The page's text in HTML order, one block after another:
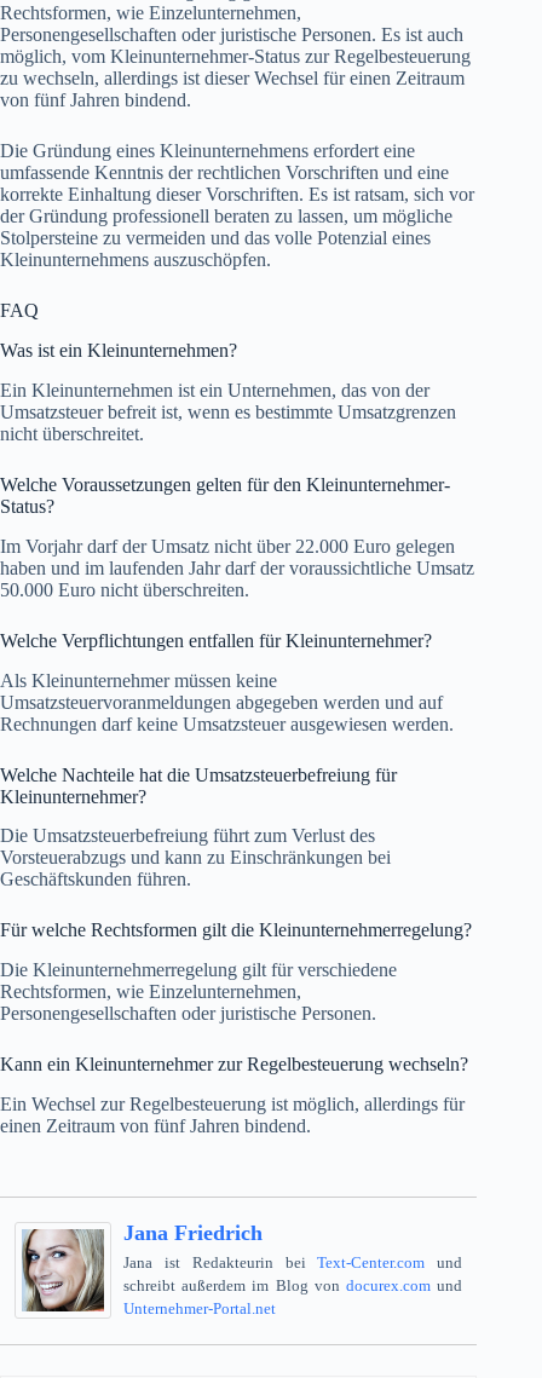
Rechtsformen, wie Einzelunternehmen,
Personengesellschaften oder juristische Personen. Es ist auch
möglich, vom Kleinunternehmer-Status zur Regelbesteuerung
zu wechseln, allerdings ist dieser Wechsel für einen Zeitraum
von fünf Jahren bindend.
Die Gründung eines Kleinunternehmens erfordert eine
umfassende Kenntnis der rechtlichen Vorschriften und eine
korrekte Einhaltung dieser Vorschriften. Es ist ratsam, sich vor
der Gründung professionell beraten zu lassen, um mögliche
Stolpersteine zu vermeiden und das volle Potenzial eines
Kleinunternehmens auszuschöpfen.
FAQ
Was ist ein Kleinunternehmen?
Ein Kleinunternehmen ist ein Unternehmen, das von der
Umsatzsteuer befreit ist, wenn es bestimmte Umsatzgrenzen
nicht überschreitet.
Welche Voraussetzungen gelten für den Kleinunternehmer-
Status?
Im Vorjahr darf der Umsatz nicht über 22.000 Euro gelegen
haben und im laufenden Jahr darf der voraussichtliche Umsatz
50.000 Euro nicht überschreiten.
Welche Verpflichtungen entfallen für Kleinunternehmer?
Als Kleinunternehmer müssen keine
Umsatzsteuervoranmeldungen abgegeben werden und auf
Rechnungen darf keine Umsatzsteuer ausgewiesen werden.
Welche Nachteile hat die Umsatzsteuerbefreiung für
Kleinunternehmer?
Die Umsatzsteuerbefreiung führt zum Verlust des
Vorsteuerabzugs und kann zu Einschränkungen bei
Geschäftskunden führen.
Für welche Rechtsformen gilt die Kleinunternehmerregelung?
Die Kleinunternehmerregelung gilt für verschiedene
Rechtsformen, wie Einzelunternehmen,
Personengesellschaften oder juristische Personen.
Kann ein Kleinunternehmer zur Regelbesteuerung wechseln?
Ein Wechsel zur Regelbesteuerung ist möglich, allerdings für
einen Zeitraum von fünf Jahren bindend.
Jana Friedrich
Jana ist Redakteurin beiText-Center.com und
schreibt außerdem im Blog vondocurex.com und
Unternehmer-Portal.net